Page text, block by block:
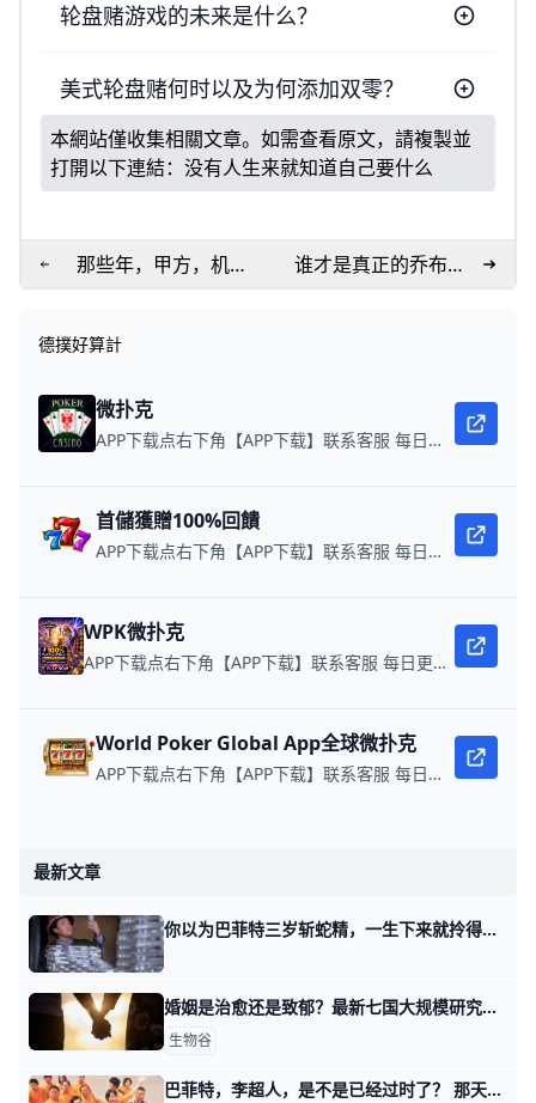
轮盘赌游戏的未来是什么？
美式轮盘赌何时以及为何添加双零？
本網站僅收集相關文章。如需查看原文，請複製並
打開以下連結： 没有人生来就知道自己要什么
那些年，甲方，机
构，老板，忽悠打工
谁才是真正的乔布斯
转世灵童？
德撲好算計
微扑克
APP下载点右下角【APP下载】联系客服 每日更新可用链接 微扑克 WPK真人在线约局，领WPK钻石。
首儲獲贈100%回饋
APP下载点右下角【APP下载】联系客服 每日更新可用链接 每日保底獎池10,000美金
WPK微扑克
APP下载点右下角【APP下载】联系客服 每日更新可用链接 微扑克 WPK真人在线约局，wepoker德州约局，加微信客服上下分，领WPK钻石。
World Poker Global App全球微扑克
APP下载点右下角【APP下载】联系客服 每日更新可用链接 在线玩扑克，赢取真钱。
最新文章
你以为巴菲特三岁斩蛇精，一生下来就拎得清？他的巨亏多了去 那天我讲人这辈子如何拎得清，有个读者关于第四个话题，留言问我。 他问我说，等AI完成了人类智力活动的量化之后，投资，包括交易行为，还存在么？ 是
婚姻是治愈还是致郁？最新七国大规模研究：所有国家中，未婚者出现抑郁症状的风险均高于已婚者，其中男性、受教育程度高者抑郁风险更高 在当今社交媒体盛行的时代，一种常见的短视频场景引起了广泛共鸣：家中的未婚年轻人询问已婚长辈，**“结婚的好处到底是什么？”**面对这样的提问
生物谷
巴菲特，李超人，是不是已经过时了？ 那天我写，房价触底，该操心房的价格还是你的价格时，有不少读者留言我： 巴菲特，李超人，是不是已经过时了？ 或者说，他们是不是走不出昔日的依托碳基